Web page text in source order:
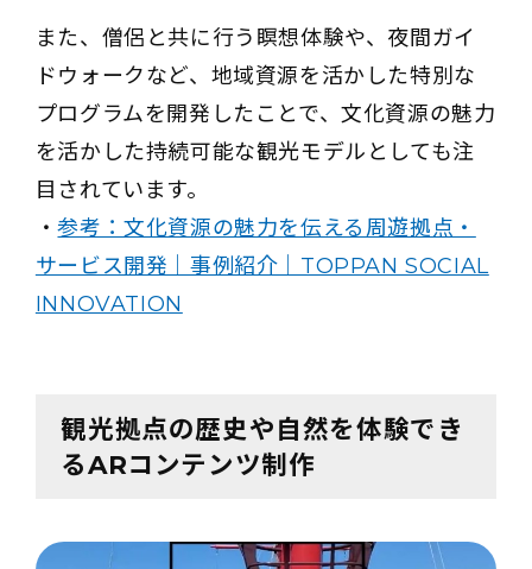
また、僧侶と共に行う瞑想体験や、夜間ガイ
ドウォークなど、地域資源を活かした特別な
プログラムを開発したことで、文化資源の魅力
を活かした持続可能な観光モデルとしても注
目されています。
・参考：文化資源の魅力を伝える周遊拠点・
サービス開発｜事例紹介｜TOPPAN SOCIAL
INNOVATION
観光拠点の歴史や自然を体験でき
るARコンテンツ制作